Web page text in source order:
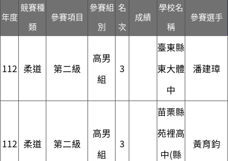
年度
競賽種
類
參賽項目
參賽組
別
名
次
成績
學校名
稱
參賽選手
112 柔道 第二級
高男
組
3
臺東縣
東大體
中
潘建璋
112 柔道 第二級
高男
組
3
苗栗縣
苑裡高
中(縣
黃育鈞